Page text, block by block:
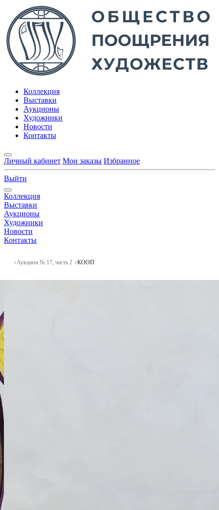
Коллекция
Выставки
Аукционы
Художники
Новости
Контакты
Личный кабинет Мои заказы Избранное
Выйти
Коллекция
Выставки
Аукционы
Художники
Новости
Контакты
Аукцион № 17, часть 2 КООП